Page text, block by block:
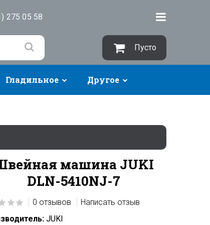
275 05 58
Пусто
Гладильное Другое
машина JUKI
DLN-5410NJ-7
0 отзывов
Написать отзыв
JUKI